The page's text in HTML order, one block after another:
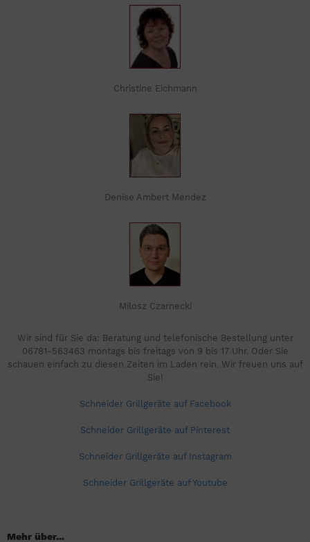
Christine Eichmann
Denise Ambert Mendez
Milosz Czarnecki
Wir sind für Sie da: Beratung und telefonische Bestellung unter
06781-563463 montags bis freitags von 9 bis 17 Uhr. Oder Sie
schauen einfach zu diesen Zeiten im Laden rein. Wir freuen uns auf
Sie!
Schneider Grillgeräte auf Facebook
Schneider Grillgeräte auf Pinterest
Schneider Grillgeräte auf Instagram
Schneider Grillgeräte auf Youtube
Mehr über...